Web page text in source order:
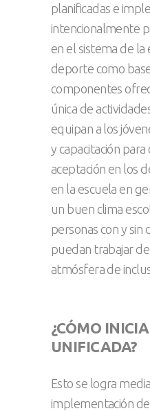
planificadas e
intencionalmente
en el sistema de la
deporte como
componentes
única de
equipan a los
y capacitación
aceptación en los
en la escuela en
un buen clima
personas con y sin
puedan trabajar
atmósfera de
¿CÓMO
UNIFICADA?
Esto se logra
implementación